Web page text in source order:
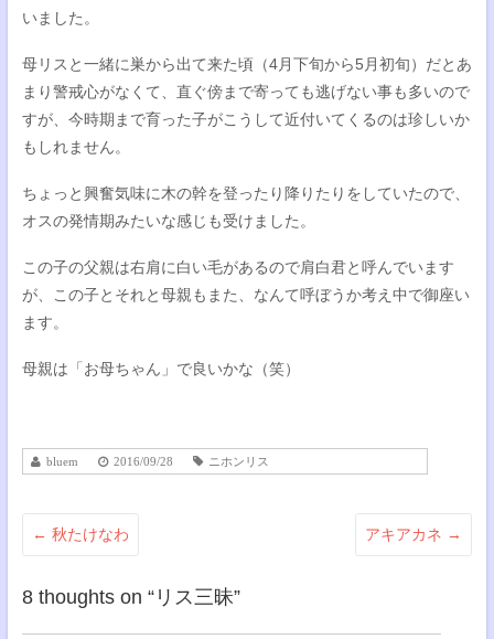
いました。
母リスと一緒に巣から出て来た頃（4月下旬から5月初旬）だとあ
まり警戒心がなくて、直ぐ傍まで寄っても逃げない事も多いので
すが、今時期まで育った子がこうして近付いてくるのは珍しいか
もしれません。
ちょっと興奮気味に木の幹を登ったり降りたりをしていたので、
オスの発情期みたいな感じも受けました。
この子の父親は右肩に白い毛があるので肩白君と呼んでいます
が、この子とそれと母親もまた、なんて呼ぼうか考え中で御座い
ます。
母親は「お母ちゃん」で良いかな（笑）
bluem 2016/09/28 ニホンリス
← 秋たけなわ アキアカネ →
8 thoughts on “リス三昧”